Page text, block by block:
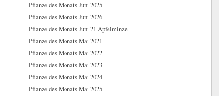
Pflanze des Monats Juni 2025
Pflanze des Monats Juni 2026
Pflanze des Monats Juni 21 Apfelminze
Pflanze des Monats Mai 2021
Pflanze des Monats Mai 2022
Pflanze des Monats Mai 2023
Pflanze des Monats Mai 2024
Pflanze des Monats Mai 2025